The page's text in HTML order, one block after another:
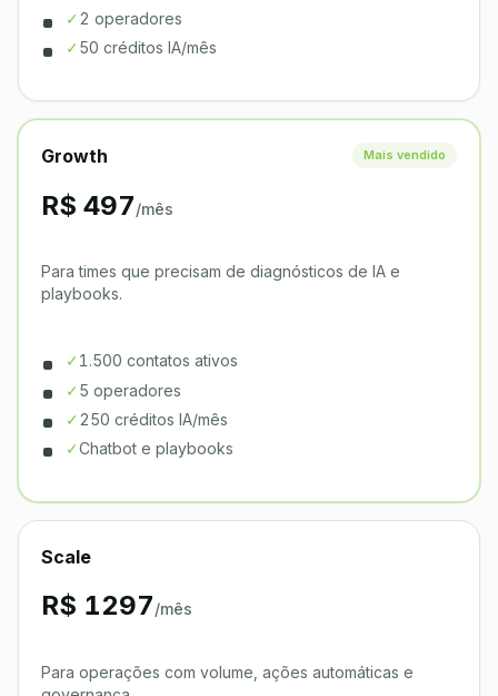
✓ 2 operadores
✓50 créditos IA/mês
Growth Mais vendido
R$ 497/mês
Para times que precisam de diagnósticos de IA e
playbooks.
✓1.500 contatos ativos
✓5 operadores
✓ 250 créditos IA/mês
✓Chatbot e playbooks
Scale
R$ 1297/mês
Para operações com volume, ações automáticas e